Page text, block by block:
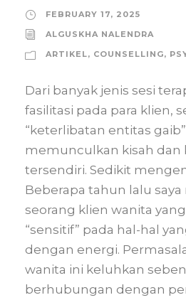
FEBRUARY 17, 2025
ALGUSKHA NALENDRA
ARTIKEL, COUNSELLING,
Dari banyak jenis sesi
fasilitasi pada para klien,
“keterlibatan entitas
memunculkan kisah dan
tersendiri. Sedikit
Beberapa tahun lalu
seorang klien wanita
“sensitif” pada hal-hal
dengan energi.
wanita ini keluhkan
berhubungan dengan